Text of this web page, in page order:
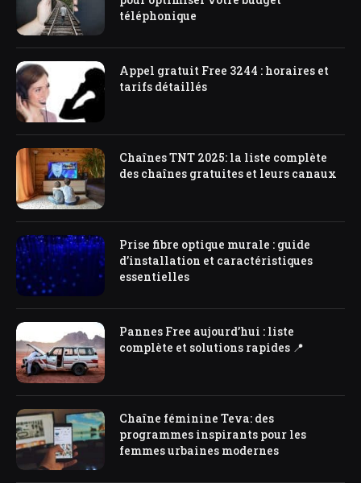
téléphonique
Appel gratuit Free 3244 : horaires et
tarifs détaillés
Chaînes TNT 2025: la liste complète
des chaînes gratuites et leurs canaux
Prise fibre optique murale : guide
d’installation et caractéristiques
essentielles
Pannes Free aujourd’hui : liste
complète et solutions rapides 📍
Chaîne féminine Teva: des
programmes inspirants pour les
femmes urbaines modernes